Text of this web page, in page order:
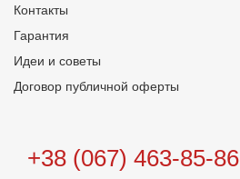
Контакты
Гарантия
Идеи и советы
Договор публичной оферты
+38 (067) 463-85-86